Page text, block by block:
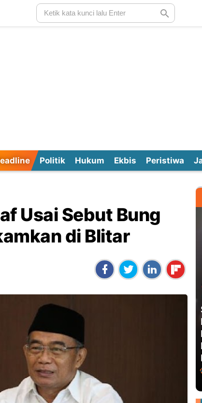
Politik Hukum Ekbis Peristiwa
Usai Sebut Bung
di Blitar